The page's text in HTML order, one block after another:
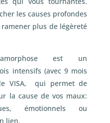
les causes profondes
plus de légèreté
est un
intensifs (avec 9 mois
VISA, qui permet de
la cause de vos maux:
émotionnels ou
lien.